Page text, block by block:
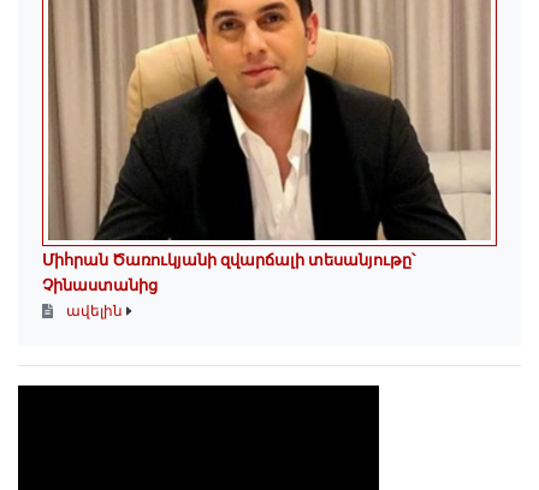
Միհրան Ծառուկյանի զվարճալի տեսանյութը՝
Չինաստանից
ավելին